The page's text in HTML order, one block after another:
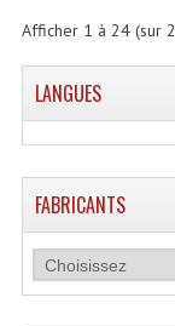
Afficher 1 à 24(sur
LANGUES
FABRICANTS